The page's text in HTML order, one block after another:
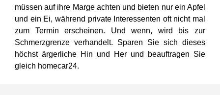
müssen auf ihre Marge achten und bieten nur ein Apfel
und ein Ei, während private Interessenten oft nicht mal
zum Termin erscheinen. Und wenn, wird bis zur
Schmerzgrenze verhandelt. Sparen Sie sich dieses
höchst ärgerliche Hin und Her und beauftragen Sie
gleich homecar24.